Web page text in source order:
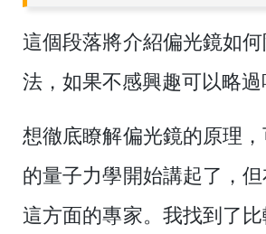
這個段落將介紹偏光鏡如
法，如果不感興趣可以略過
想徹底瞭解偏光鏡的原理
的量子力學開始講起了，
這方面的專家。我找到了